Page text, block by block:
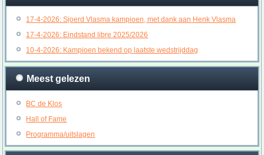
17-4-2026: Sjoerd Vlasma kampioen, met dank aan Henk Vlasma
17-4-2026: Eindstand libre 2025/2026
10-4-2026: Kampioen bekend op laatste wedstrijddag
Meest gelezen
BC de Klos
Hall of Fame
Programma/uitslagen